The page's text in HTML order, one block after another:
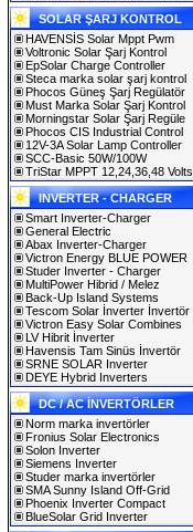
SOLAR ŞARJ KONTROL
HAVENSİS Solar Mppt Pwm
Voltronic Solar Şarj Kontrol
EpSolar Charge Controller
Steca marka solar şarj kontrol
Phocos Güneş Şarj Regülatör
Must Marka Solar Şarj Kontrol
Morningstar Solar Şarj Regüle
Phocos CIS Industrial Control
12V-3A Solar Lamp Controller
SCC-Basic 50W/100W
TriStar MPPT 12,24,36,48 Volts
INVERTER - CHARGER
Smart Inverter-Charger
General Electric
Abax Inverter-Charger
Victron Energy BLUE POWER
Studer Inverter - Charger
MultiPower Hibrid / Melez
Back-Up Island Systems
Tescom Solar İnverter İnvertör
Victron Easy Solar Combines
LV Hibrit İnverter
Havensis Tam Sinüs İnvertör
SRNE SOLAR Inverter
DEYE Hybrid Inverters
DC / AC İNVERTÖRLER
Norm marka invertörler
Fronius Solar Electronics
Solon Inverter
Siemens Inverter
Studer marka invertörler
SMA Sunny Island Off-Grid
Phoenix Inverter Compact
BlueSolar Grid Inverter